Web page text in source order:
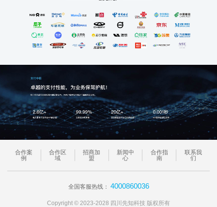
合作案
例
合作区
域
招商加
盟
新闻中
心
合作指
南
联系我
们
全国客服热线： 4000860036
Copyright © 2023-2028 四川先知科技 版权所有